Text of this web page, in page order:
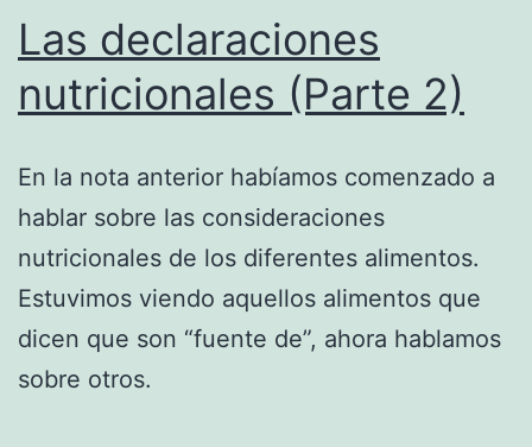
Las declaraciones
nutricionales (Parte 2)
En la nota anterior habíamos comenzado a
hablar sobre las consideraciones
nutricionales de los diferentes alimentos.
Estuvimos viendo aquellos alimentos que
dicen que son “fuente de”, ahora hablamos
sobre otros.